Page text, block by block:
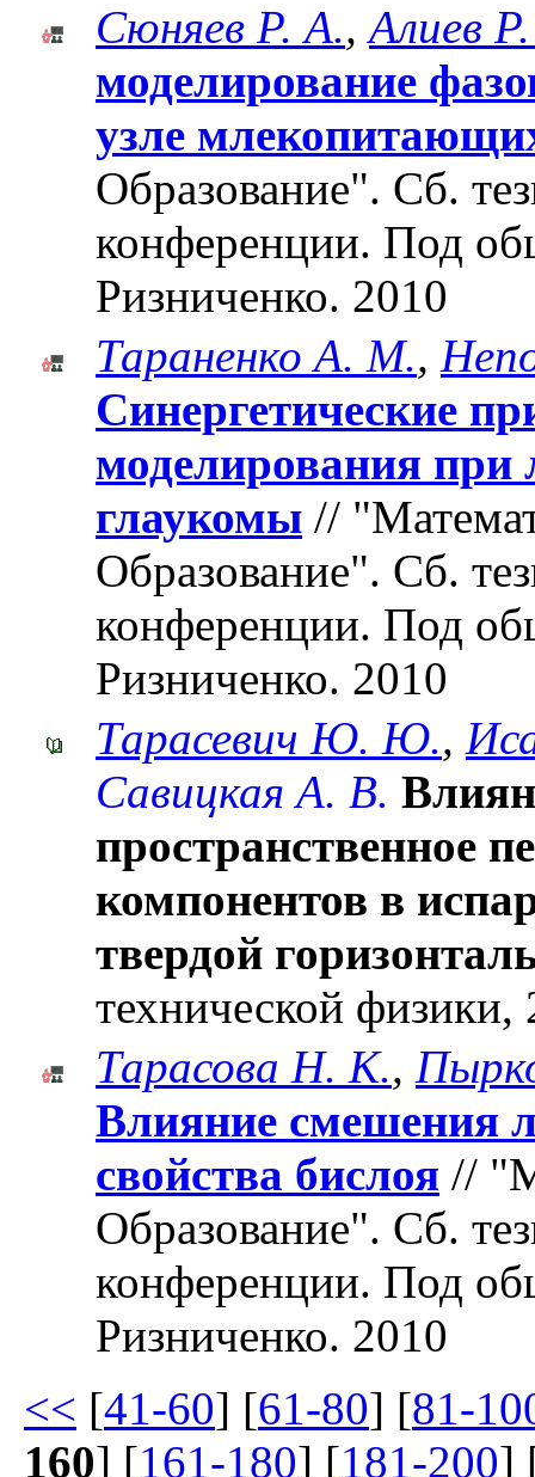
Сюняев Р. А.,Алиев
моделирование
узле
Образование". Cб.
конференции. Под
Ризниченко. 2010
Тараненко А. М.,
Синергетические
моделирования при
глаукомы //
Образование". Cб.
конференции. Под
Ризниченко. 2010
Тарасевич Ю. Ю.,
Савицкая А. В.
пространственное
компонентов в
твердой
технической
Тарасова Н. К.,
Влияние смешения
свойства бислоя //
Образование". Cб.
конференции. Под
Ризниченко. 2010
<< [41-60] [61-80] [81-
160] [161-180] [181-200]